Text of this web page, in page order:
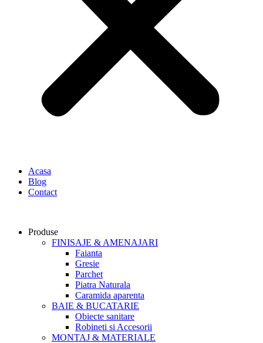
Acasa
Blog
Contact
Produse
FINISAJE & AMENAJARI
Faianta
Gresie
Parchet
Piatra Naturala
Caramida aparenta
BAIE & BUCATARIE
Obiecte sanitare
Robineti si Accesorii
MONTAJ & MATERIALE